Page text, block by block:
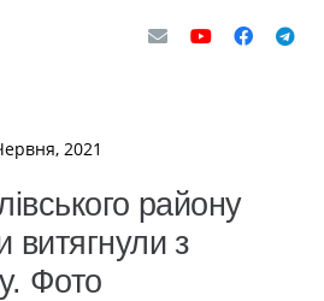
2021
району
витягнули з
Фото